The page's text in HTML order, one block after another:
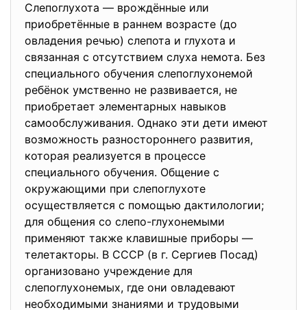
Слепоглухота — врождённые или
приобретённые в раннем возрасте (до
овладения речью) слепота и глухота и
связанная с отсутствием слуха немота. Без
специального обучения слепоглухонемой
ребёнок умственно не развивается, не
приобретает элементарных навыков
самообслуживания. Однако эти дети имеют
возможность разностороннего развития,
которая реализуется в процессе
специального обучения. Общение с
окружающими при слепоглухоте
осуществляется с помощью дактилологии;
для общения со слепо-глухонемыми
применяют также клавишные приборы —
телетакторы. В СССР (в г. Сергиев Посад)
организовано учреждение для
слепоглухонемых, где они овладевают
необходимыми знаниями и трудовыми